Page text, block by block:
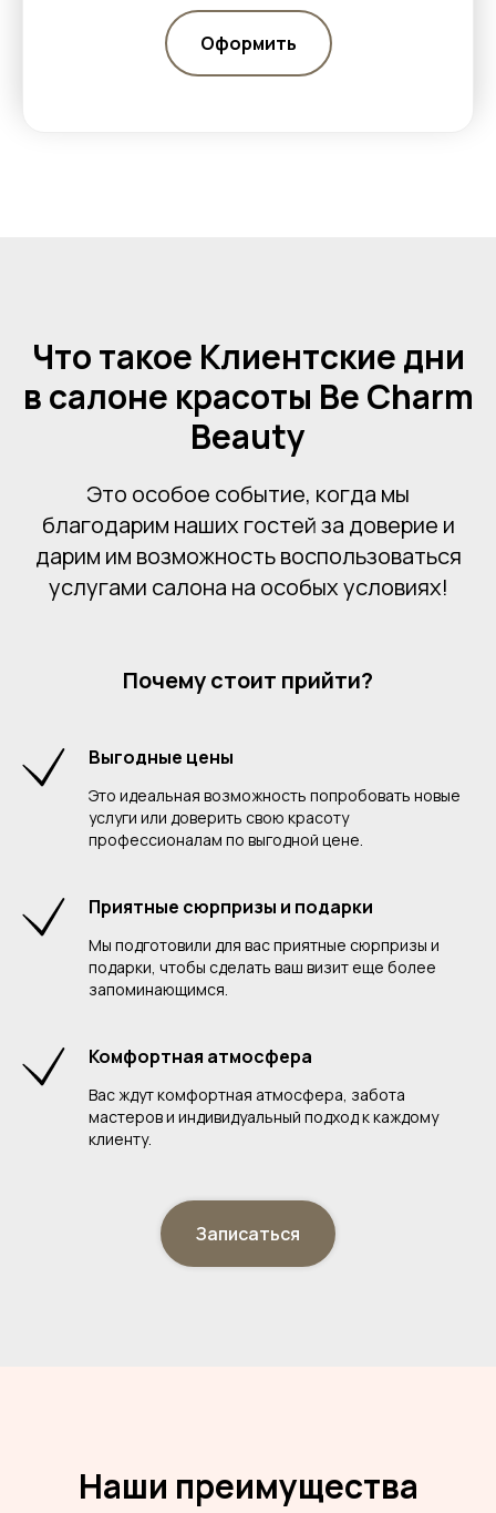
Оформить
Что такое Клиентские дни
в салоне красоты Be Charm
Beauty
Это особое событие, когда мы
благодарим наших гостей за доверие и
дарим им возможность воспользоваться
услугами салона на особых условиях!
Почему стоит прийти?
Выгодные цены
Это идеальная возможность попробовать новые
услуги или доверить свою красоту
профессионалам по выгодной цене.
Приятные сюрпризы и подарки
Мы подготовили для вас приятные сюрпризы и
подарки, чтобы сделать ваш визит еще более
запоминающимся.
Комфортная атмосфера
Вас ждут комфортная атмосфера, забота
мастеров и индивидуальный подход к каждому
клиенту.
Записаться
Наши преимущества